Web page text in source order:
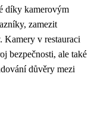
díky kamerovým
zamezit
Kamery v restauraci
bezpečnosti, ale také
důvěry mezi